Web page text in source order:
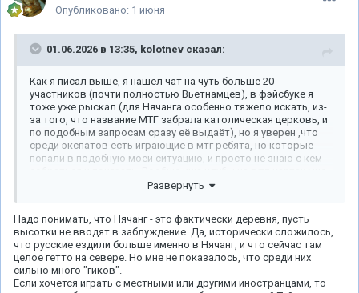
Опубликовано: 1 июня
01.06.2026 в 13:35, kolotnev сказал:
Как я писал выше, я нашёл чат на чуть больше 20
участников (почти полностью Вьетнамцев), в фэйсбуке я
тоже уже рыскал (для Нячанга особенно тяжело искать, из-
за того, что название МТГ забрала католическая церковь, и
по подобным запросам сразу её выдаёт), но я уверен ,что
среди экспатов есть играющие в мтг ребята, но которые
попали в подобную моей ситуацию, и просто не знаю с кем
выдавало только один, в Хошимине)
ни ваху, ни карты, ни**ра (если не брать маркет плейсы), а в
другие города часто не поездишь
Развернуть
Надо понимать, что Нячанг - это фактически деревня, пусть
высотки не вводят в заблуждение. Да, исторически сложилось,
что русские ездили больше именно в Нячанг, и что сейчас там
целое гетто на севере. Но мне не показалось, что среди них
сильно много "гиков".
Если хочется играть с местными или другими иностранцами, то